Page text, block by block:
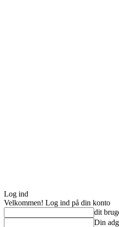
Log ind
Velkommen! Log ind på din konto
dit
Din